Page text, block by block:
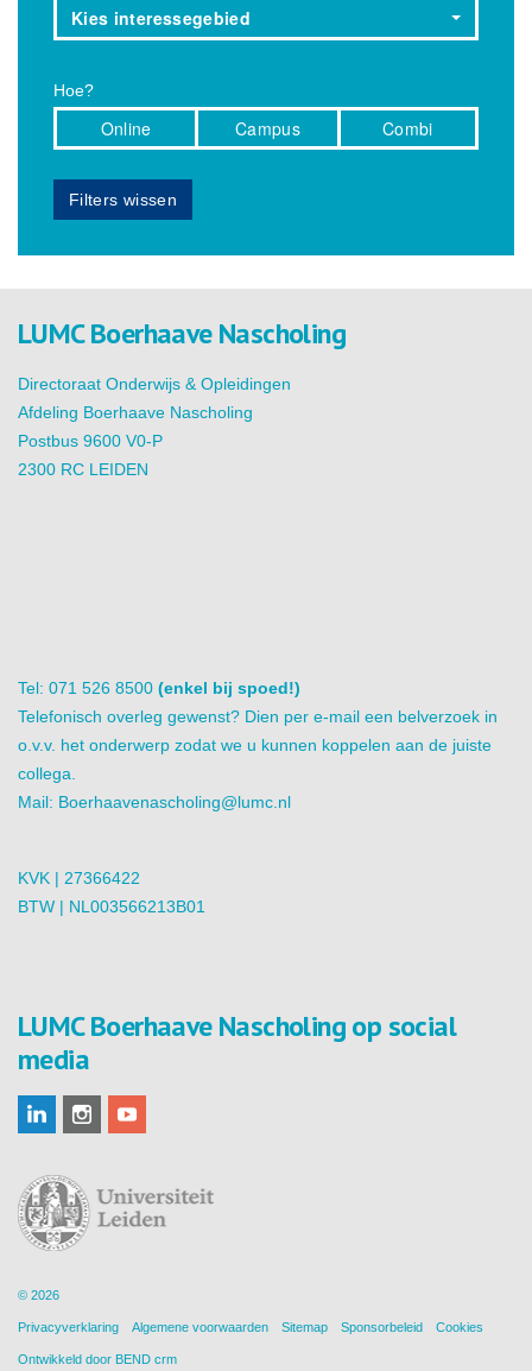
Kies interessegebied
Hoe?
Online Campus Combi
Filters wissen
LUMC Boerhaave Nascholing
Directoraat Onderwijs & Opleidingen
Afdeling Boerhaave Nascholing
Postbus 9600 V0-P
2300 RC LEIDEN
Tel: 071 526 8500 (enkel bij spoed!)
Telefonisch overleg gewenst? Dien per e-mail een belverzoek in
o.v.v. het onderwerp zodat we u kunnen koppelen aan de juiste
collega.
Mail: Boerhaavenascholing@lumc.nl
KVK | 27366422
BTW | NL003566213B01
LUMC Boerhaave Nascholing op social
media
© 2026
Privacyverklaring Algemene voorwaarden Sitemap Sponsorbeleid Cookies
Ontwikkeld door BEND crm